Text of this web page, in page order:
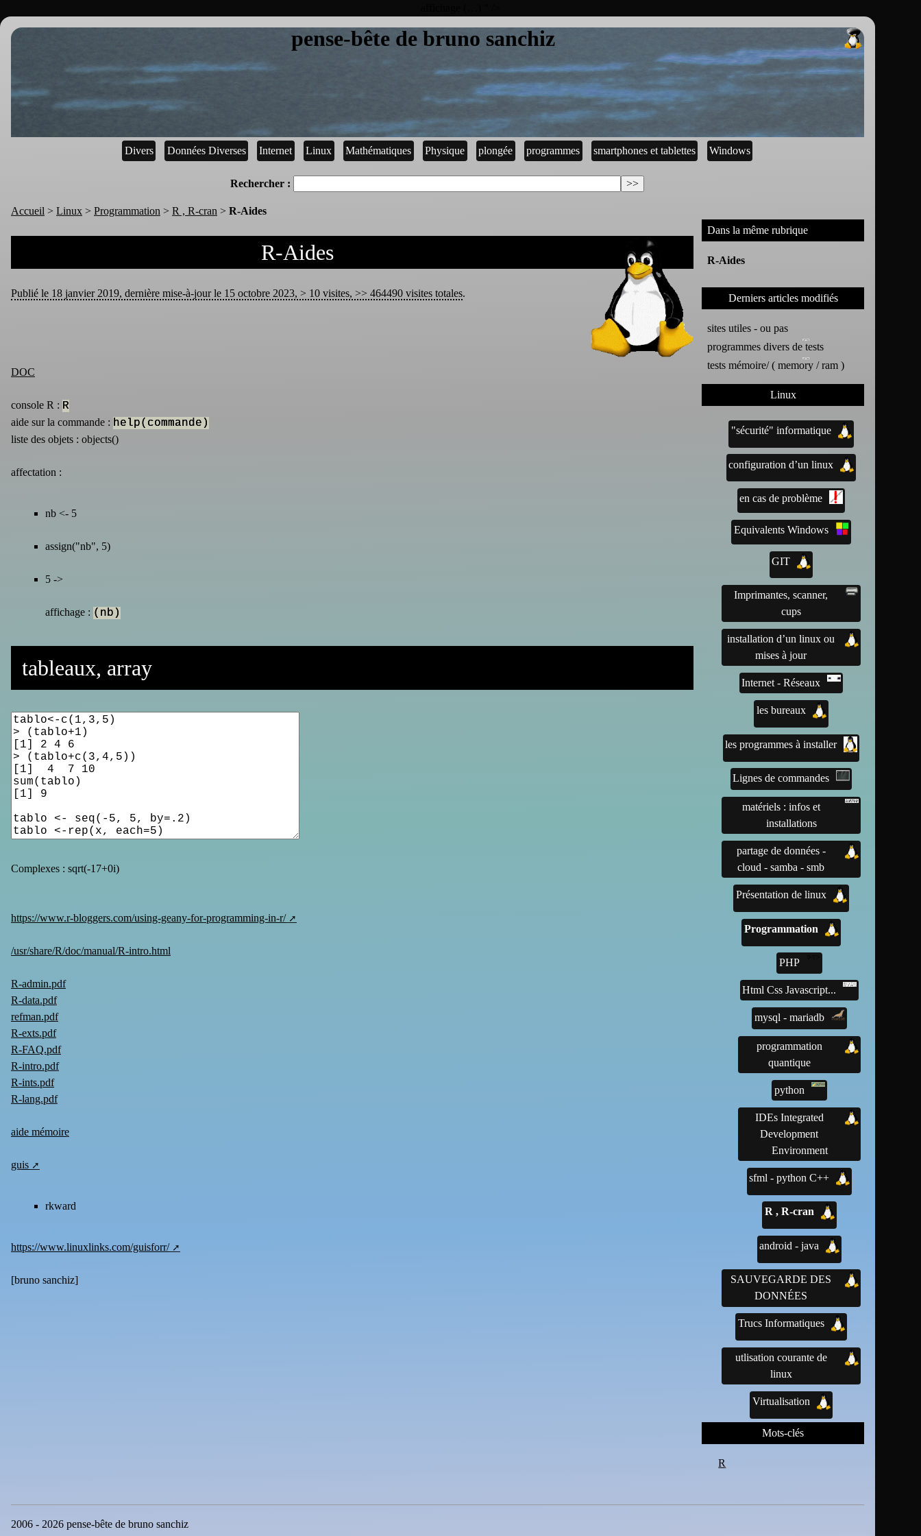
pense-bête de bruno sanchiz
Divers Données Diverses Internet Linux Mathématiques Physique plongée programmes smartphones et tablettes Windows
Rechercher :
Accueil > Linux > Programmation > R , R-cran > R-Aides
R-Aides
Publié le 18 janvier 2019, dernière mise-à-jour le 15 octobre 2023, > 10 visites, >> 464490 visites totales.
DOC
console R : R
aide sur la commande : help(commande)
liste des objets : objects()
affectation :
nb <- 5
assign("nb", 5)
5 ->
affichage : (nb)
tableaux, array
Complexes : sqrt(-17+0i)
https://www.r-bloggers.com/using-geany-for-programming-in-r/
/usr/share/R/doc/manual/R-intro.html
R-admin.pdf
R-data.pdf
refman.pdf
R-exts.pdf
R-FAQ.pdf
R-intro.pdf
R-ints.pdf
R-lang.pdf
aide mémoire
guis
rkward
https://www.linuxlinks.com/guisforr/
[bruno sanchiz]
Dans la même rubrique
R-Aides
Derniers articles modifiés
sites utiles - ou pas
programmes divers de tests
tests mémoire/ ( memory / ram )
Linux
"sécurité" informatique
configuration d’un linux
en cas de problème
Equivalents Windows
GIT
Imprimantes, scanner,
cups
installation d’un linux ou
mises à jour
Internet - Réseaux
les bureaux
les programmes à installer
Lignes de commandes
matériels : infos et
installations
partage de données -
cloud - samba - smb
Présentation de linux
Programmation
PHP
Html Css Javascript...
mysql - mariadb
programmation
quantique
python
IDEs Integrated
Development
Environment
sfml - python C++
R , R-cran
android - java
SAUVEGARDE DES
DONNÉES
Trucs Informatiques
utlisation courante de
linux
Virtualisation
Mots-clés
R
2006 - 2026 pense-bête de bruno sanchiz